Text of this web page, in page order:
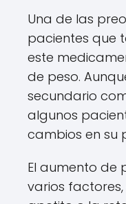
Una de las
pacientes que
este
de peso.
secundario
algunos
cambios en su
El aumento de
varios